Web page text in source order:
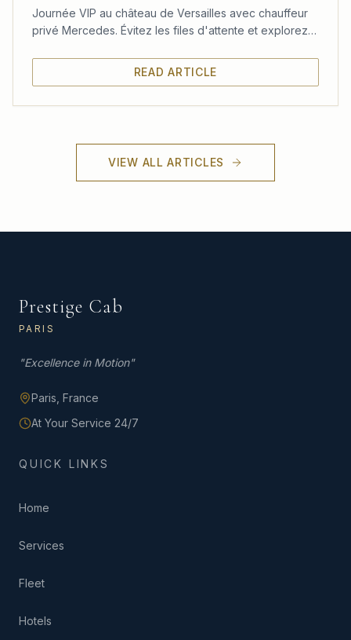
Journée VIP au château de Versailles avec chauffeur
privé Mercedes. Évitez les files d'attente et explorez
READ ARTICLE
VIEW ALL ARTICLES
Prestige Cab
PARIS
"Excellence in Motion"
Paris, France
At Your Service 24/7
QUICK LINKS
Home
Services
Fleet
Hotels